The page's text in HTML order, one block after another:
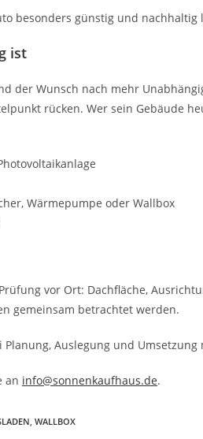
besonders günstig und nachhaltig
ist
der Wunsch nach mehr
rücken. Wer sein Gebäude
Wärmepumpe oder Wallbox
vor Ort: Dachfläche,
gemeinsam betrachtet werden.
Auslegung und
an info@sonnenkaufhaus.de.
, WALLBOX